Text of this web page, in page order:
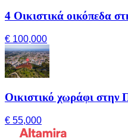
4 Οικιστικά οικόπεδα
€ 100,000
Οικιστικό χωράφι στην
€ 55,000